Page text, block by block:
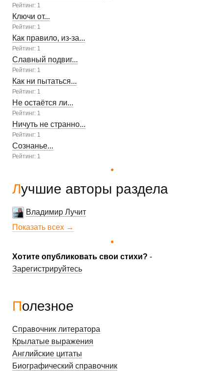
Рейтинг: 1
Ключи от...
Рейтинг: 1
Как правило, из-за...
Рейтинг: 1
Славный подвиг...
Рейтинг: 1
Как ни пытаться...
Рейтинг: 1
Не остаётся ли...
Рейтинг: 1
Ничуть не странно...
Рейтинг: 1
Сознанье...
Рейтинг: 1
Лучшие авторы раздела
Владимир Лучит
Показать всех →
Хотите опубликовать свои стихи? -
Зарегистрируйтесь
Полезное
Справочник литератора
Крылатые выражения
Английские цитаты
Биографический справочник